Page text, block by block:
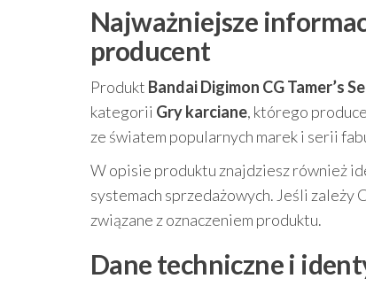
Najważniejsze
producent
Produkt Bandai Digimon CG Tamer’s
kategorii Gry karciane, którego
ze światem popularnych marek i serii
W opisie produktu znajdziesz również
systemach sprzedażowych. Jeśli zależy
związane z oznaczeniem produktu.
Dane techniczne i